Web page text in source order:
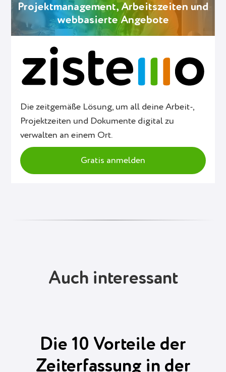
Projektmanagement, Arbeitszeiten und
webbasierte Angebote
Die zeitgemäße Lösung, um all deine Arbeit-,
Projektzeiten und Dokumente digital zu
verwalten an einem Ort.
Gratis anmelden
Auch interessant
Die 10 Vorteile der
Zeiterfassung in der